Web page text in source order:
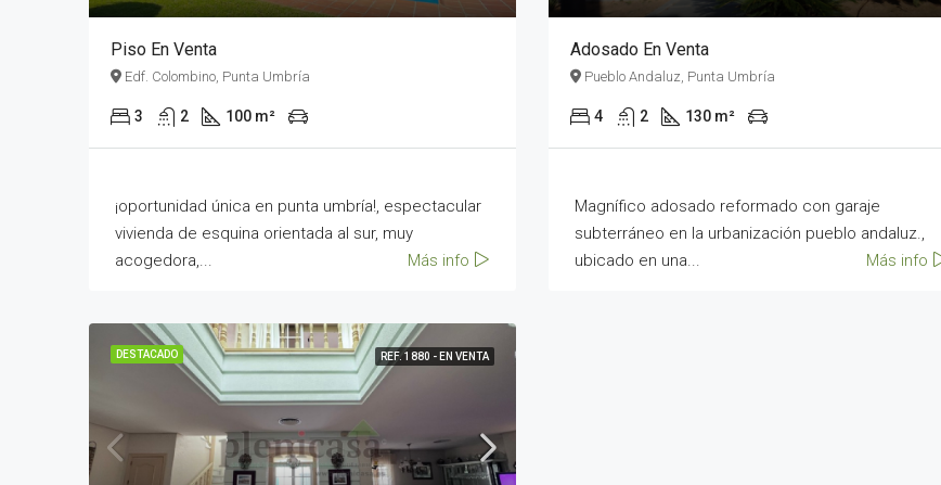
Piso En Venta
Edf. Colombino, Punta Umbría
3 2 100 m²
¡oportunidad única en punta umbría!, espectacular
vivienda de esquina orientada al sur, muy
acogedora,...
Más info
Adosado En Venta
Pueblo Andaluz, Punta Umbría
4 2 130 m²
Magnífico adosado reformado con garaje
subterráneo en la urbanización pueblo andaluz.,
ubicado en una...
Más info
DESTACADO REF. 1880 - EN VENTA